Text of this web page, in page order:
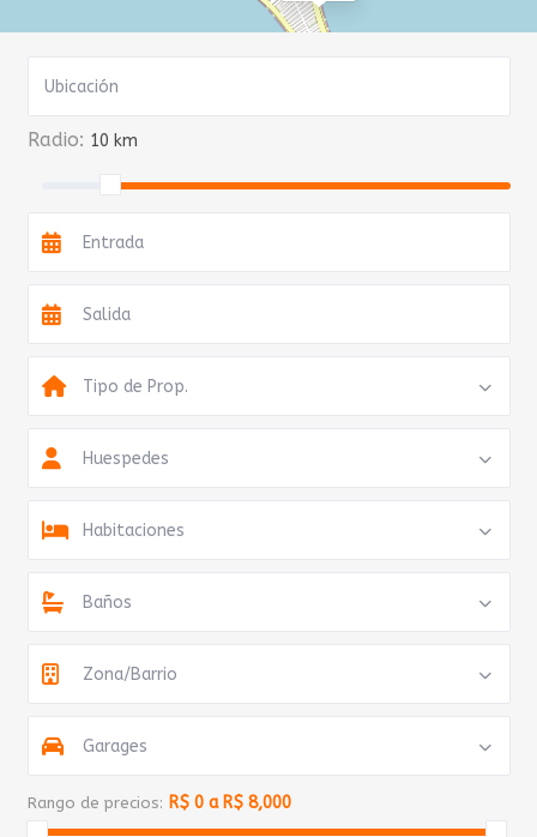
Radio: 10 km
Tipo de Prop.
Huespedes
Habitaciones
Baños
Zona/Barrio
Garages
Rango de precios: R$ 0 a R$ 8,000